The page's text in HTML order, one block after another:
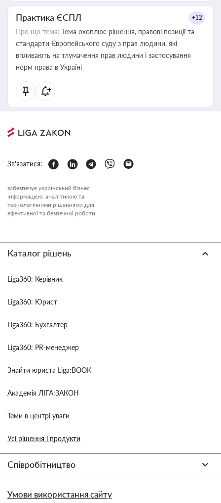
Практика ЄСПЛ +12
Про що тема: Тема охоплює рішення, правові позиції та
стандарти Європейського суду з прав людини, які
впливають на тлумачення прав людини і застосування
норм права в Україні
Зв'язатися:
забезпечує український бізнес
інформацією, аналітикою та
технологічними рішеннями для
ефективної та безпечної роботи.
Каталог рішень
Liga360: Керівник
Liga360: Юрист
Liga360: Бухгалтер
Liga360: PR-менеджер
Знайти юриста Liga:BOOK
Академія ЛІГА:ЗАКОН
Теми в центрі уваги
Усі рішення і продукти
Співробітництво
Умови використання сайту